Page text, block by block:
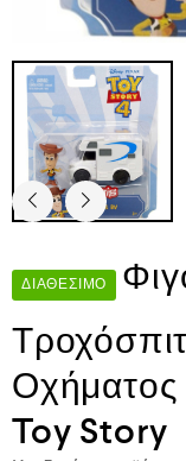
ΔΙΑΘΈΣΙΜΟ
Toy Story